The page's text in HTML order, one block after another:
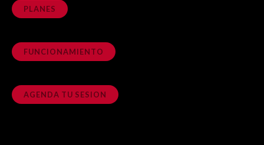
PLANES
FUNCIONAMIENTO
AGENDA TU SESION